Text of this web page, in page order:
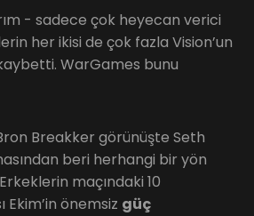
- sadece çok heyecan verici
her ikisi de çok fazla Vision’un
WarGames bunu
Breakker görünüşte Seth
beri herhangi bir yön
maçındaki 10
Ekim’in önemsiz güç